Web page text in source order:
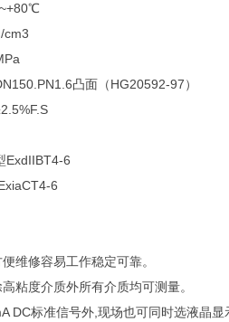
凸面（HG20592-97）
6
6
修容易工作稳定可靠。
度介质外所有介质均可测量。
标准信号外,现场也可同时选液晶显